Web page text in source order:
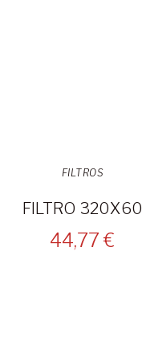
FILTROS
FILTRO 320X60
44,77 €